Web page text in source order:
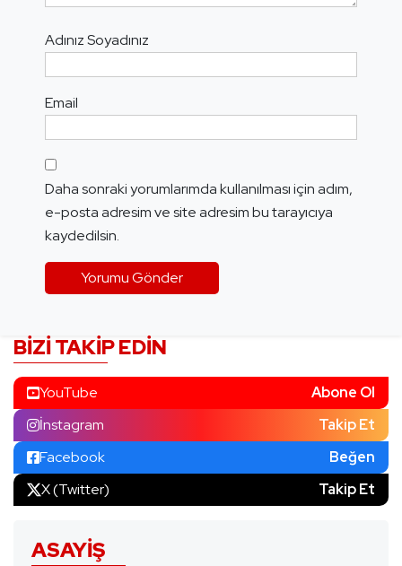
Adınız Soyadınız
Email
Daha sonraki yorumlarımda kullanılması için adım,
e-posta adresim ve site adresim bu tarayıcıya
kaydedilsin.
BIZI TAKIP EDIN
YouTube
Abone Ol
İnstagram
Takip Et
Facebook
Beğen
X (Twitter)
Takip Et
ASAYIŞ